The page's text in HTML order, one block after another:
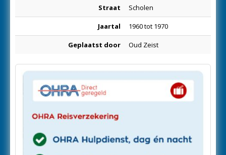
Straat Scholen
Jaartal 1960 tot 1970
Geplaatst door Oud Zeist